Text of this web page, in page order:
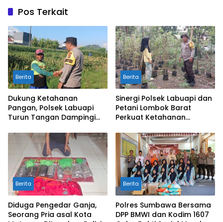
Pos Terkait
Berita
Dukung Ketahanan
Pangan, Polsek Labuapi
Turun Tangan Dampingi
Bongkot
Berita
Sinergi Polsek Labuapi dan
Petani Lombok Barat
Perkuat Ketahanan
Berita
Diduga Pengedar Ganja,
Seorang Pria asal Kota
Berita
Polres Sumbawa Bersama
DPP BMWI dan Kodim 1607